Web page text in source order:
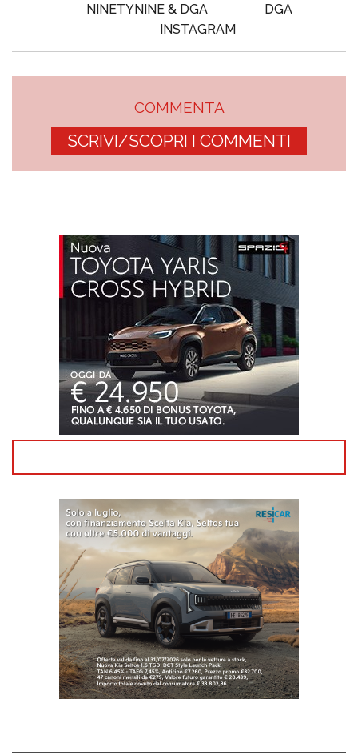
NINETYNINE & DGA
DGA
INSTAGRAM
COMMENTA
SCRIVI/SCOPRI I COMMENTI